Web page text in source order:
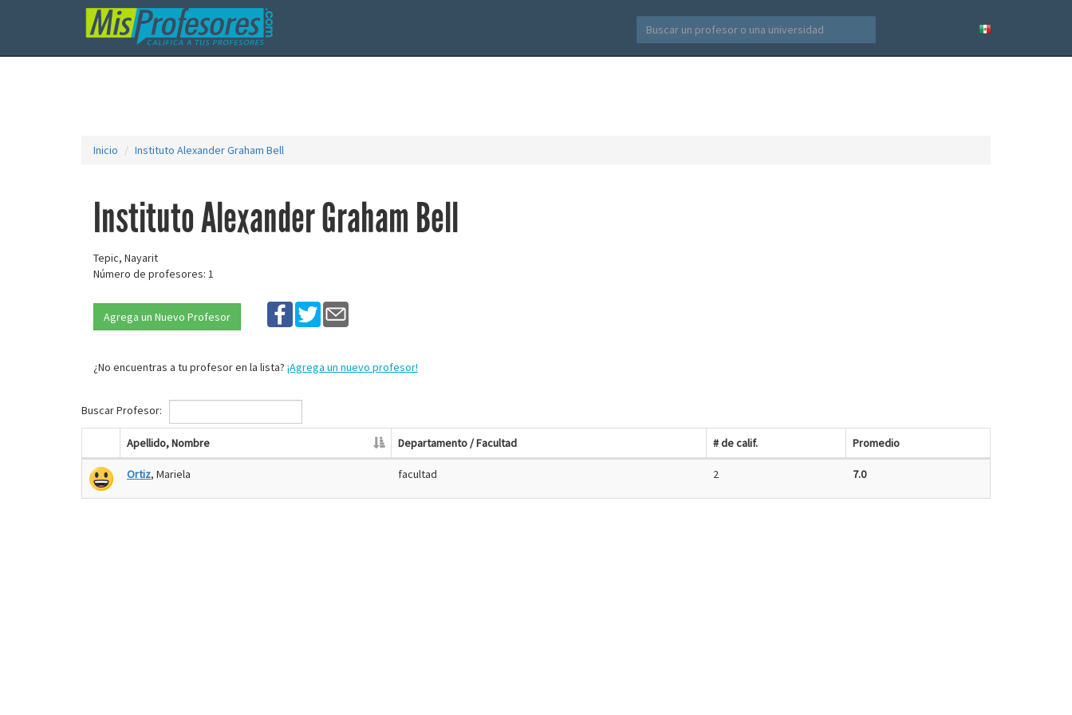
Inicio Instituto Alexander Graham Bell
Instituto Alexander Graham Bell
Tepic, Nayarit
Número de profesores: 1
Agrega un Nuevo Profesor
¿No encuentras a tu profesor en la lista? ¡Agrega un nuevo profesor!
Buscar Profesor:
Apellido, Nombre Departamento / Facultad # de calif. Promedio
Ortiz, Mariela facultad 2 7.0